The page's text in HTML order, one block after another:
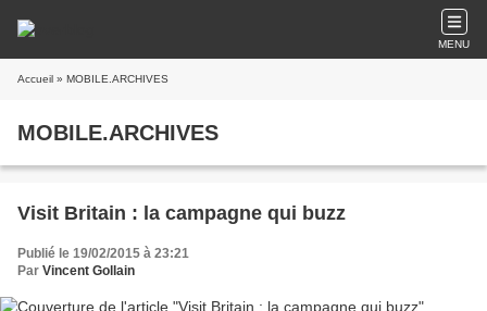
MENU
Accueil » MOBILE.ARCHIVES
MOBILE.ARCHIVES
Visit Britain : la campagne qui buzz
Publié le 19/02/2015 à 23:21
Par Vincent Gollain